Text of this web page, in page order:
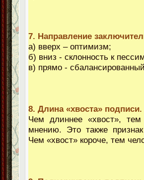
7. Направление
а) вверх – оптимизм;
б) вниз - склонность к
в) прямо -
8. Длина «хвоста» подписи.
Чем длиннее «хвост»,
мнению. Это также
Чем «хвост» короче, тем